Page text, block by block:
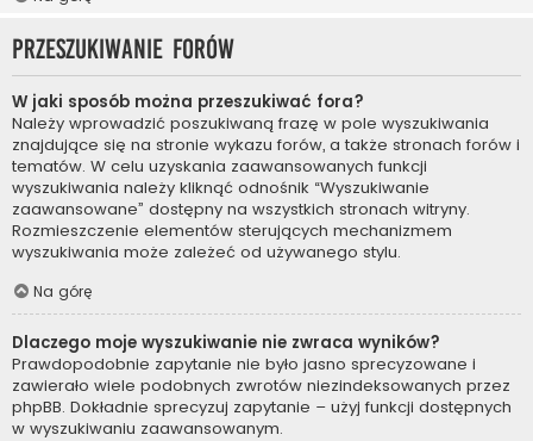
Przeszukiwanie forów
W jaki sposób można przeszukiwać fora?
Należy wprowadzić poszukiwaną frazę w pole wyszukiwania
znajdujące się na stronie wykazu forów, a także stronach forów i
tematów. W celu uzyskania zaawansowanych funkcji
wyszukiwania należy kliknąć odnośnik “Wyszukiwanie
zaawansowane” dostępny na wszystkich stronach witryny.
Rozmieszczenie elementów sterujących mechanizmem
wyszukiwania może zależeć od używanego stylu.
Na górę
Dlaczego moje wyszukiwanie nie zwraca wyników?
Prawdopodobnie zapytanie nie było jasno sprecyzowane i
zawierało wiele podobnych zwrotów niezindeksowanych przez
phpBB. Dokładnie sprecyzuj zapytanie – użyj funkcji dostępnych
w wyszukiwaniu zaawansowanym.